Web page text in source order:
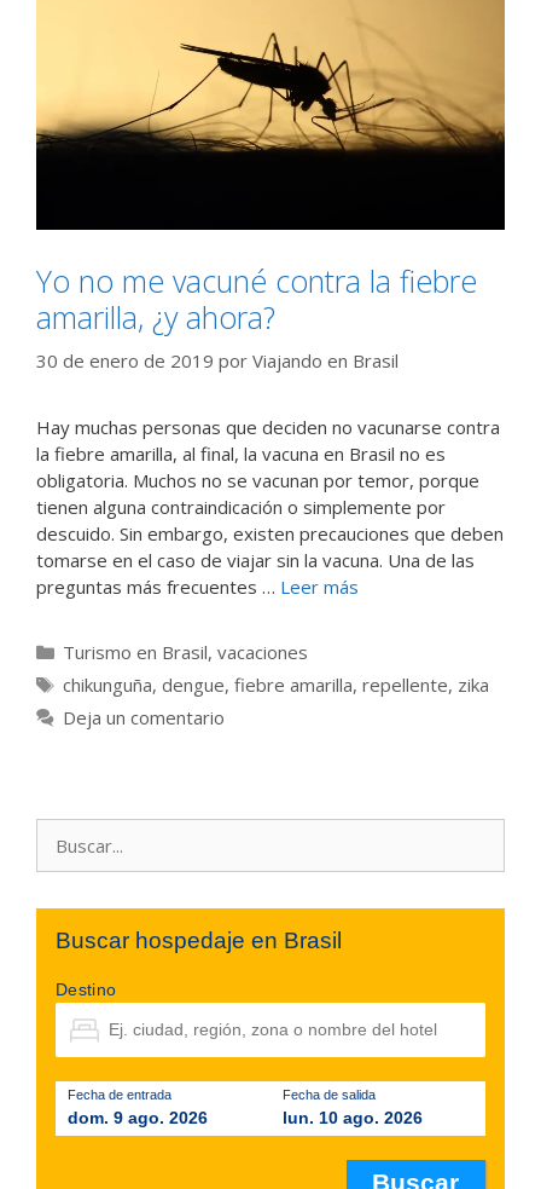
Yo no me vacuné contra la fiebre
amarilla, ¿y ahora?
30 de enero de 2019 por Viajando en Brasil
Hay muchas personas que deciden no vacunarse contra
la fiebre amarilla, al final, la vacuna en Brasil no es
obligatoria. Muchos no se vacunan por temor, porque
tienen alguna contraindicación o simplemente por
descuido. Sin embargo, existen precauciones que deben
tomarse en el caso de viajar sin la vacuna. Una de las
preguntas más frecuentes … Leer más
Categorías
Turismo en Brasil, vacaciones
Etiquetas
chikunguña, dengue, fiebre amarilla, repellente, zika
Deja un comentario
Buscar hospedaje en Brasil
Destino
Fecha de entrada
dom. 9 ago. 2026
Fecha de salida
lun. 10 ago. 2026